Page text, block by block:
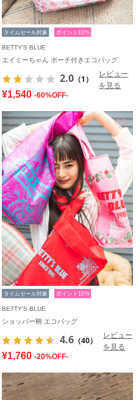
タイムセール対象 ポイント10%
BETTY'S BLUE
エイミーちゃん ポーチ付きエコバッグ
2.0 （1）
レビュー
を見る
¥1,540 -60%OFF-
お気に入り
タイムセール対象 ポイント10%
BETTY'S BLUE
ショッパー柄 エコバッグ
4.6 （40）
レビュー
を見る
¥1,760 -20%OFF-
お気に入り